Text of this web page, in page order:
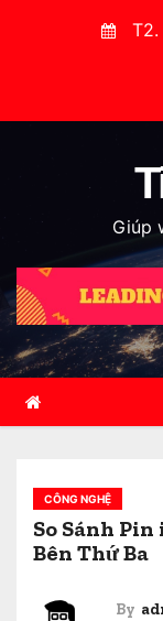
t
e
n
t
Giúp
CÔNG NGHỆ
So Sánh
Bên Thứ Ba
By